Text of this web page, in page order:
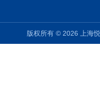
版权所有 © 2026 上海